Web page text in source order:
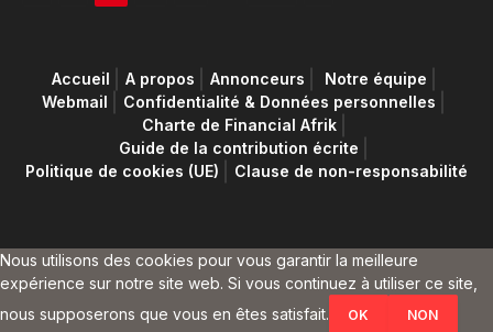
Accueil A propos Annonceurs
Notre équipe
Webmail
Confidentialité & Données personnelles
Charte de Financial Afrik
Guide de la contribution écrite
Politique de cookies (UE)
Clause de non-responsabilité
Nous utilisons des cookies pour vous garantir la meilleure
expérience sur notre site web. Si vous continuez à utiliser ce site,
nous supposerons que vous en êtes satisfait.
OK NON